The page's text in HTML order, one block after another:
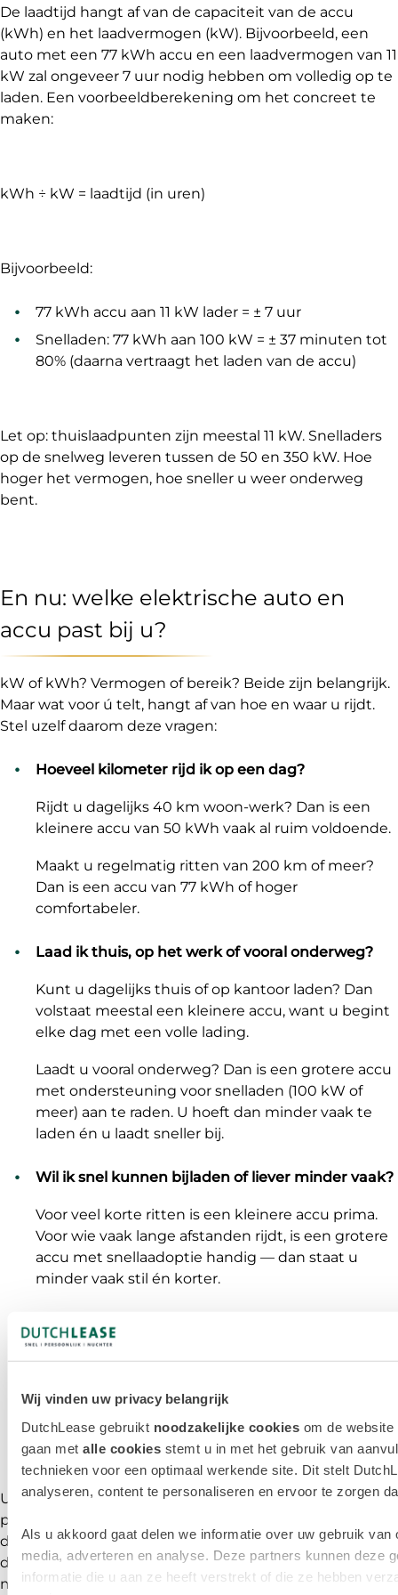
Wij vinden uw privacy belangrijk
DutchLease gebruikt noodzakelijke cookies om de
gaan met alle cookies stemt u in met het gebruik van
technieken voor een optimaal werkende site. Dit stelt
analyseren, content te personaliseren en ervoor te zorgen
Als u akkoord gaat delen we informatie over uw gebruik
media, adverteren en analyse. Deze partners kunnen deze
informatie die u aan ze heeft verstrekt of die ze hebben
De laadtijd hangt af van de capaciteit van de accu
(kWh) en het laadvermogen (kW). Bijvoorbeeld, een
auto met een 77 kWh accu en een laadvermogen van 11
kW zal ongeveer 7 uur nodig hebben om volledig op te
laden. Een voorbeeldberekening om het concreet te
maken:
kWh ÷ kW = laadtijd (in uren)
Bijvoorbeeld:
77 kWh accu aan 11 kW lader = ± 7 uur
Snelladen: 77 kWh aan 100 kW = ± 37 minuten tot
80% (daarna vertraagt het laden van de accu)
Let op: thuislaadpunten zijn meestal 11 kW. Snelladers
op de snelweg leveren tussen de 50 en 350 kW. Hoe
hoger het vermogen, hoe sneller u weer onderweg
bent.
En nu: welke elektrische auto en
accu past bij u?
kW of kWh? Vermogen of bereik? Beide zijn belangrijk.
Maar wat voor ú telt, hangt af van hoe en waar u rijdt.
Stel uzelf daarom deze vragen:
Hoeveel kilometer rijd ik op een dag?
Rijdt u dagelijks 40 km woon-werk? Dan is een
kleinere accu van 50 kWh vaak al ruim voldoende.
Maakt u regelmatig ritten van 200 km of meer?
Dan is een accu van 77 kWh of hoger
comfortabeler.
Laad ik thuis, op het werk of vooral onderweg?
Kunt u dagelijks thuis of op kantoor laden? Dan
volstaat meestal een kleinere accu, want u begint
elke dag met een volle lading.
Laadt u vooral onderweg? Dan is een grotere accu
met ondersteuning voor snelladen (100 kW of
meer) aan te raden. U hoeft dan minder vaak te
laden én u laadt sneller bij.
Wil ik snel kunnen bijladen of liever minder vaak?
Voor veel korte ritten is een kleinere accu prima.
Voor wie vaak lange afstanden rijdt, is een grotere
accu met snellaadoptie handig — dan staat u
minder vaak stil én korter.
Ga ik voor lage kosten of maximale actieradius?
Een compacte elektrische auto met 45-50 kWh is
grotere EV met 77-100 kWh biedt meer
actieradius, maar is ook prijziger.
Uw antwoorden bepalen welke accu het beste bij u
past. Bij DutchLease denken we graag met u mee. Met
duidelijk advies, praktische voorbeelden en een aanbod
dat aansluit op úw reisgedrag. Wilt u de overstap
maken naar elektrisch rijden? Laat het ons weten, wij